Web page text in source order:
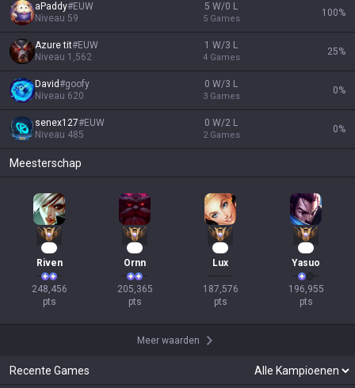
aPaddy#EUW
Niveau 59
5 W/0 L
5 Games
100%
Azure tit#EUW
Niveau 1,562
1 W/3 L
4 Games
25%
David#goofy
Niveau 620
0 W/3 L
3 Games
0%
senex127#EUW
Niveau 485
0 W/2 L
2 Games
0%
Meesterschap
Riven
248,456
pts
Ornn
205,365
pts
Lux
187,576
pts
Yasuo
196,955
pts
Meer waarden
Recente Games